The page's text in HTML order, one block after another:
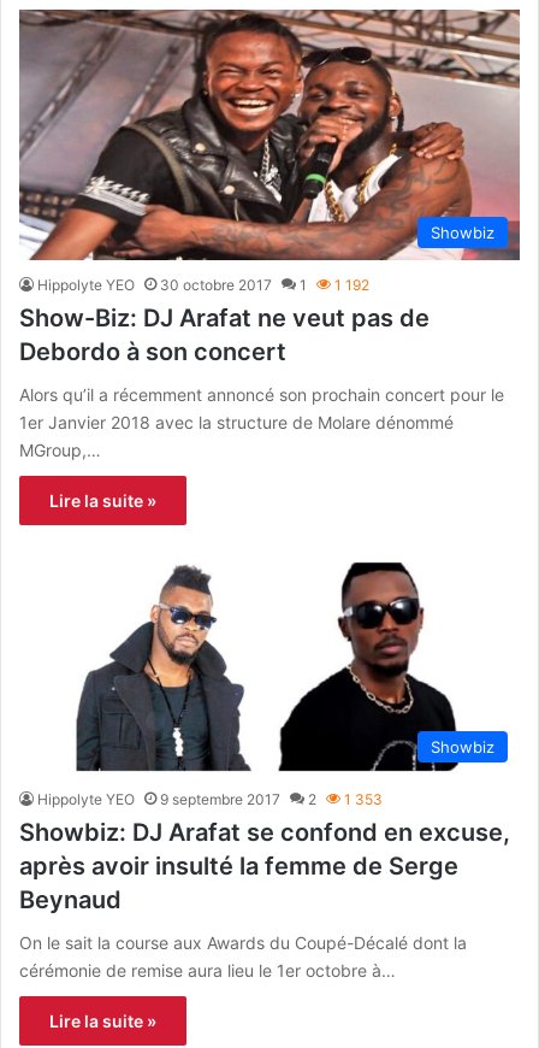
Showbiz
Hippolyte YEO 30 octobre 2017 1 1 192
Show-Biz: DJ Arafat ne veut pas de
Debordo à son concert
Alors qu’il a récemment annoncé son prochain concert pour le
1er Janvier 2018 avec la structure de Molare dénommé
MGroup,…
Lire la suite »
Showbiz
Hippolyte YEO 9 septembre 2017 2 1 353
Showbiz: DJ Arafat se confond en excuse,
après avoir insulté la femme de Serge
Beynaud
On le sait la course aux Awards du Coupé-Décalé dont la
cérémonie de remise aura lieu le 1er octobre à…
Lire la suite »